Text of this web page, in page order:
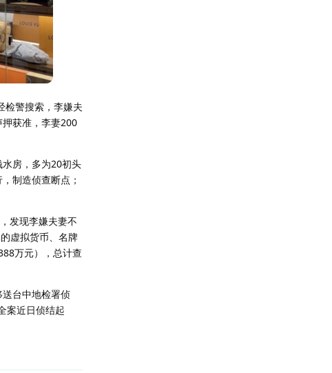
检警搜索，李嫌夫
获准，李妻200
房，多为20初头
制造侦查断点；
发现李嫌夫妻不
虚拟货币、名牌
万元），总计查
台中地检署侦
案近日侦结起